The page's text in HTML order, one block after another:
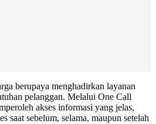
berupaya menghadirkan layanan
pelanggan. Melalui One Call
akses informasi yang jelas,
saat sebelum, selama, maupun setelah